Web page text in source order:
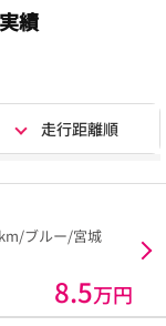
績
走行距離順
ブルー/宮城
8.5万円